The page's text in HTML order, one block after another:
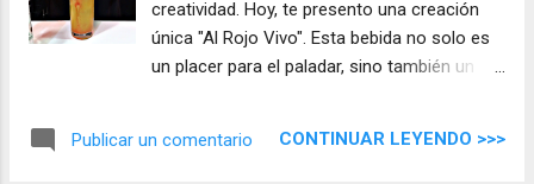
creatividad. Hoy, te presento una creación
única "Al Rojo Vivo". Esta bebida no solo es
un placer para el paladar, sino también un
experiencia liquida.
Publicar un comentario CONTINUAR LEYENDO >>>